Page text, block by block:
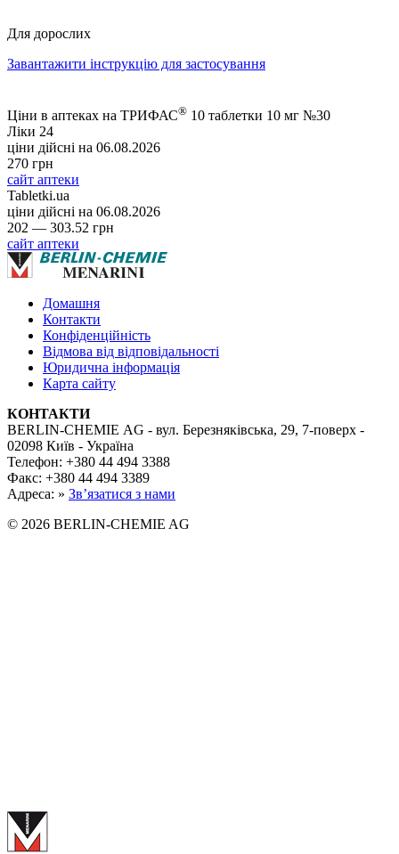
Для дорослих
Завантажити інструкцію для застосування
Ціни в аптеках на ТРИФАС® 10 таблетки 10 мг №30
Ліки 24
ціни дійсні на 06.08.2026
270 грн
сайт аптеки
Tabletki.ua
ціни дійсні на 06.08.2026
202 — 303.52 грн
сайт аптеки
Домашня
Контакти
Конфіденційність
Відмова від відповідальності
Юридична інформація
Карта сайту
КОНТАКТИ
BERLIN-CHEMIE AG - вул. Березняківська, 29, 7-поверх -
02098 Київ - Україна
Телефон: +380 44 494 3388
Факс: +380 44 494 3389
Адреса: » Зв’язатися з нами
© 2026 BERLIN-CHEMIE AG